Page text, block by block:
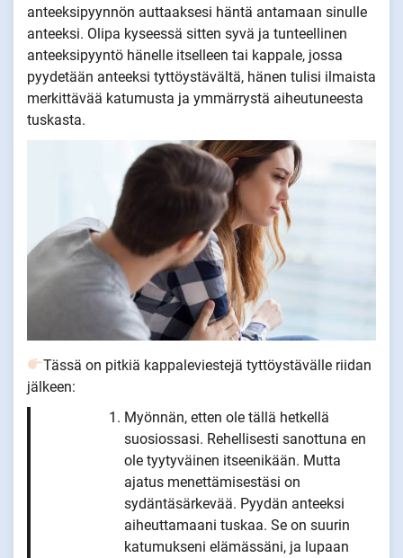
anteeksipyynnön auttaaksesi häntä antamaan sinulle
anteeksi. Olipa kyseessä sitten syvä ja tunteellinen
anteeksipyyntö hänelle itselleen tai kappale, jossa
pyydetään anteeksi tyttöystävältä, hänen tulisi ilmaista
merkittävää katumusta ja ymmärrystä aiheutuneesta
tuskasta.
Tässä on pitkiä kappaleviestejä tyttöystävälle riidan
jälkeen:
Myönnän, etten ole tällä hetkellä
suosiossasi. Rehellisesti sanottuna en
ole tyytyväinen itseenikään. Mutta
ajatus menettämisestäsi on
sydäntäsärkevää. Pyydän anteeksi
aiheuttamaani tuskaa. Se on suurin
katumukseni elämässäni, ja lupaan